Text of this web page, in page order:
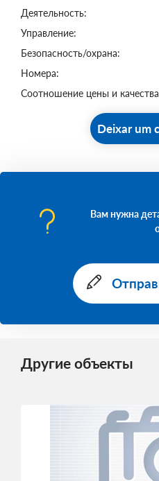
Деятельность:
Управление:
Безопасность/охрана:
Номера:
Соотношение цены и
Deixar um
Вам нужна
Другие объекты